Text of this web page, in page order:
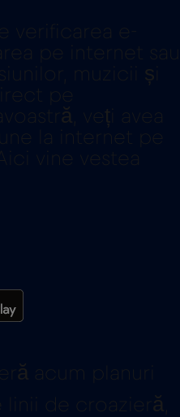
verificarea e-
pe internet sau
muzicii și
pe
veți avea
la internet pe
vine vestea
acum planuri
linii de croazieră,